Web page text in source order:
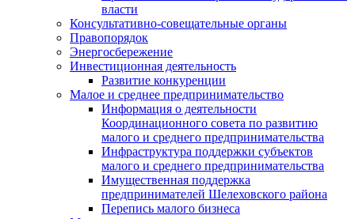
власти
Консультативно-совещательные органы
Правопорядок
Энергосбережение
Инвестиционная деятельность
Развитие конкуренции
Малое и среднее предпринимательство
Информация о деятельности
Координационного совета по развитию
малого и среднего предпринимательства
Инфраструктура поддержки субъектов
малого и среднего предпринимательства
Имущественная поддержка
предпринимателей Шелеховского района
Перепись малого бизнеса